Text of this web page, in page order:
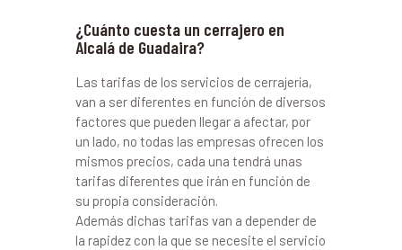
¿Cuánto cuesta un cerrajero en
Alcalá de Guadaira?
Las tarifas de los servicios de cerrajería,
van a ser diferentes en función de diversos
factores que pueden llegar a afectar, por
un lado, no todas las empresas ofrecen los
mismos precios, cada una tendrá unas
tarifas diferentes que irán en función de
su propia consideración.
Además dichas tarifas van a depender de
la rapidez con la que se necesite el servicio